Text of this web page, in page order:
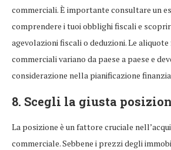
commerciali. È importante consultare un
comprendere i tuoi obblighi fiscali e
agevolazioni fiscali o deduzioni. Le
commerciali variano da paese a paese e
considerazione nella pianificazione
8. Scegli la giusta
La posizione è un fattore cruciale
commerciale. Sebbene i prezzi degli